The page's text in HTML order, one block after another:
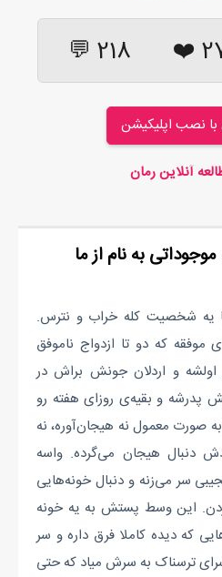
❤️
218 💬
با نصب اپلیکیشن
آنلاین رمان
به نام از ما
یه شخصیت کله خراب و نترس.
موفقه که دو تا ازدواج نا‌موفق
اولشه و اردلان جونش براش در
پدرشه و بقیه‌ی روزای هفته رو
صورت معمول نه هیجان‌آوره، نه
دنبال هیجان می‌گرده. واسه
سر می‌زنه و دنبال خونه‌هایی
این وسط پستش به یه خونه
که دیده کاملا فرق داره و سر
ترسناک به سرش میاد که حتی